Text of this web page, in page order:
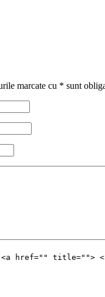
marcate cu * sunt
<a href="" title="">